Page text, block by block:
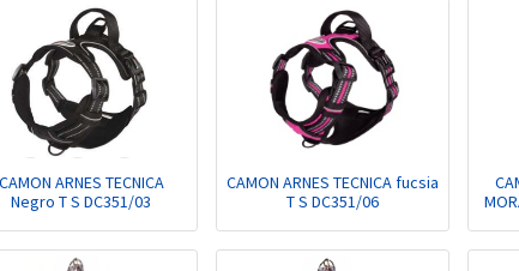
CAMON ARNES TECNICA
Negro T S DC351/03
CAMON ARNES TECNICA fucsia
T S DC351/06